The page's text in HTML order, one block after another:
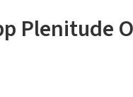
Plenitude